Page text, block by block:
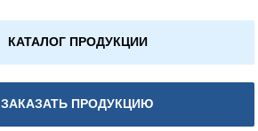
КАТАЛОГ ПРОДУКЦИИ
ЗАКАЗАТЬ ПРОДУКЦИЮ